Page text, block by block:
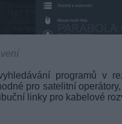
programů v
pro satelitní
linky pro kabelové